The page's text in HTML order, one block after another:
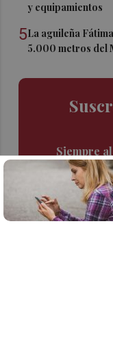
y equipamientos
5La aguileña
5.000 metros del
Siempre